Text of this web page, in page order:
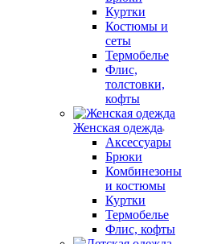
Куртки
Костюмы и
сеты
Термобелье
Флис,
толстовки,
кофты
Женская одежда
Аксессуары
Брюки
Комбинезоны
и костюмы
Куртки
Термобелье
Флис, кофты